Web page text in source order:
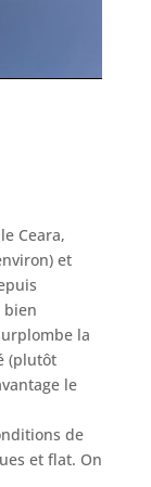
Ceara,
et
bien
la
(plutôt
le
de
et flat. On